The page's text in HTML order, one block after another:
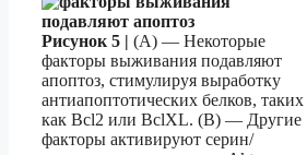
Рисунок 5 |
(А) — Некоторые
факторы выживания подавляют
апоптоз, стимулируя выработку
антиапоптотических белков, таких
как Bcl2 или BclXL. (В) — Другие
факторы активируют серин/